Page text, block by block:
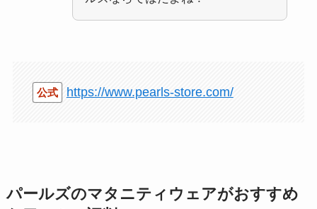
公式 https://www.pearls-store.com/
パールズのマタニティウェアがおすすめ